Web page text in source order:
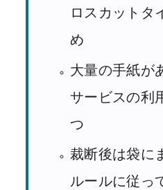
ロスカットタ
め
大量の手紙が
サービスの利
つ
裁断後は袋に
ルールに従っ